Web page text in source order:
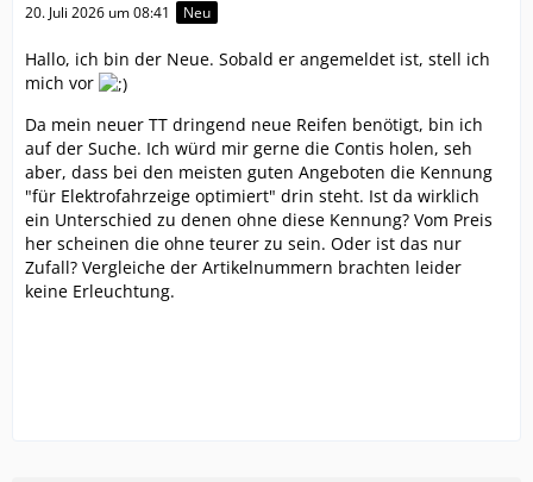
20. Juli 2026 um 08:41 Neu
Hallo, ich bin der Neue. Sobald er angemeldet ist, stell ich
mich vor
Da mein neuer TT dringend neue Reifen benötigt, bin ich
auf der Suche. Ich würd mir gerne die Contis holen, seh
aber, dass bei den meisten guten Angeboten die Kennung
"für Elektrofahrzeige optimiert" drin steht. Ist da wirklich
ein Unterschied zu denen ohne diese Kennung? Vom Preis
her scheinen die ohne teurer zu sein. Oder ist das nur
Zufall? Vergleiche der Artikelnummern brachten leider
keine Erleuchtung.